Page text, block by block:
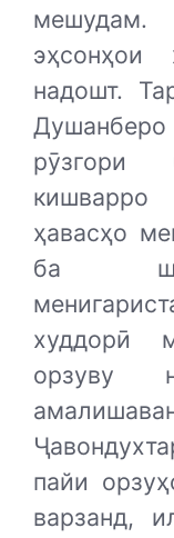
мешудам.
надошт.
рӯзгори
ҳавасҳо
ба
худдорӣ
орзуву
пайи
варзанд,